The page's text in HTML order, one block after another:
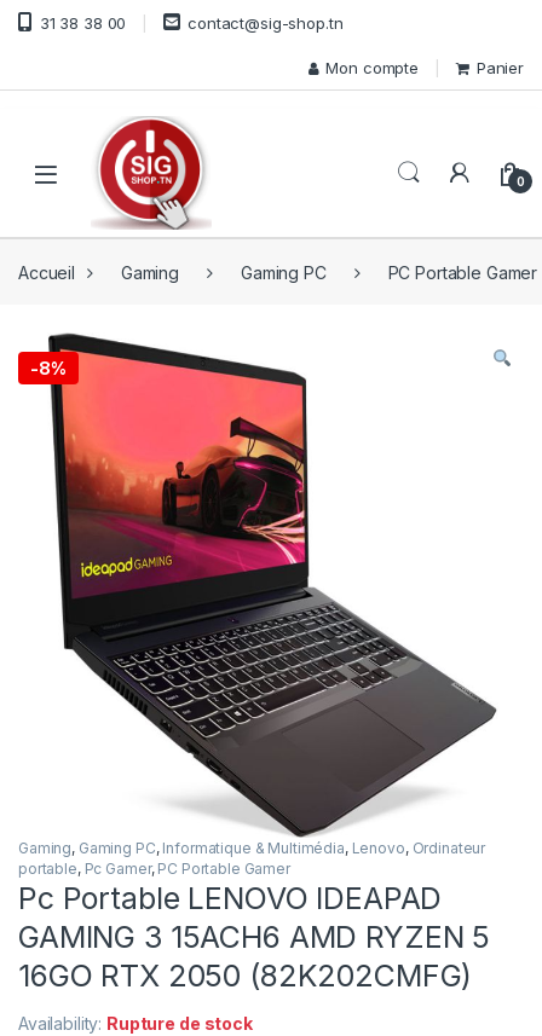
Skip to navigation
Skip to content
31 38 38 00 contact@sig-shop.tn
Mon compte Panier
Open 0
Accueil Gaming Gaming PC PC Portable Gamer
-8%
Gaming, Gaming PC, Informatique & Multimédia, Lenovo, Ordinateur
portable, Pc Gamer, PC Portable Gamer
Pc Portable LENOVO IDEAPAD
GAMING 3 15ACH6 AMD RYZEN 5
16GO RTX 2050 (82K202CMFG)
Availability: Rupture de stock